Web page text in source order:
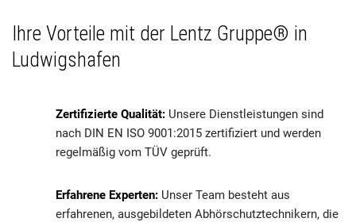
Ihre Vorteile mit der Lentz Gruppe® in
Ludwigshafen
Zertifizierte Qualität: Unsere Dienstleistungen sind
nach DIN EN ISO 9001:2015 zertifiziert und werden
regelmäßig vom TÜV geprüft.
Erfahrene Experten: Unser Team besteht aus
erfahrenen, ausgebildeten Abhörschutztechnikern, die